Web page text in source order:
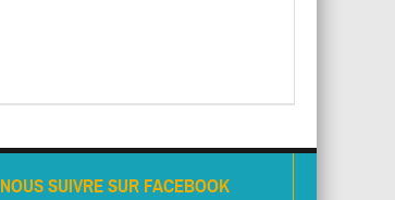
NOUS SUIVRE SUR FACEBOOK